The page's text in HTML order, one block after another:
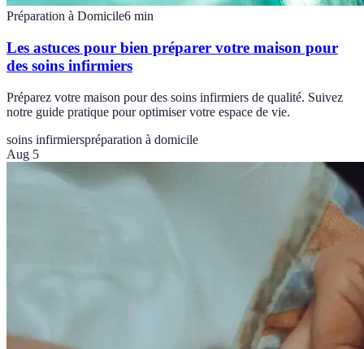
Préparation à Domicile6 min
Les astuces pour bien préparer votre maison pour
des soins infirmiers
Préparez votre maison pour des soins infirmiers de qualité. Suivez
notre guide pratique pour optimiser votre espace de vie.
soins infirmierspréparation à domicile
Aug 5